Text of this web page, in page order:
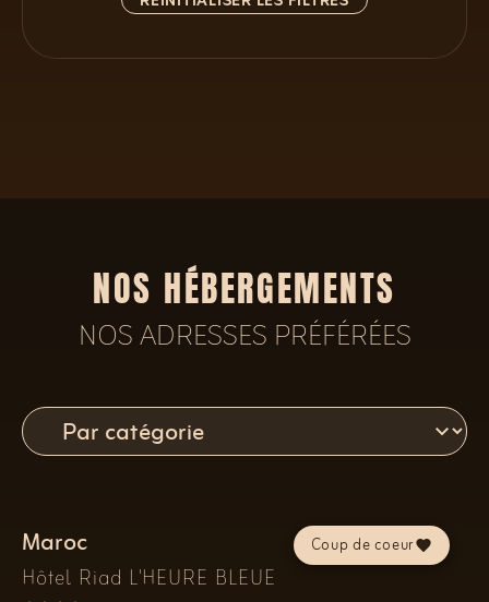
NOS HÉBERGEMENTS
NOS ADRESSES PRÉFÉRÉES
Coup de coeur
Maroc
Hôtel Riad L'HEURE BLEUE